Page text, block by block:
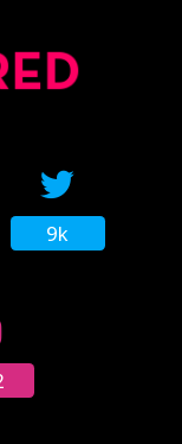
Game
One y
9k